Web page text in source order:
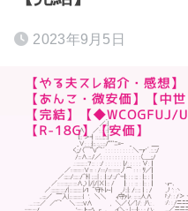
2023年9月5日